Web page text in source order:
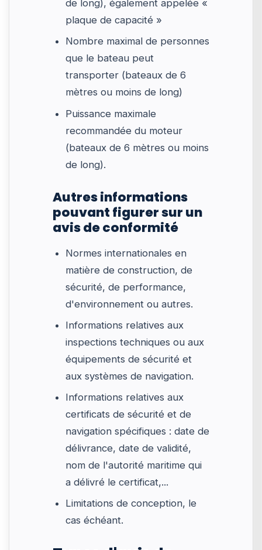
de long), également appelée «
plaque de capacité »
Nombre maximal de personnes
que le bateau peut
transporter (bateaux de 6
mètres ou moins de long)
Puissance maximale
recommandée du moteur
(bateaux de 6 mètres ou moins
de long).
Autres informations
pouvant figurer sur un
avis de conformité
Normes internationales en
matière de construction, de
sécurité, de performance,
d'environnement ou autres.
Informations relatives aux
inspections techniques ou aux
équipements de sécurité et
aux systèmes de navigation.
Informations relatives aux
certificats de sécurité et de
navigation spécifiques : date de
délivrance, date de validité,
nom de l'autorité maritime qui
a délivré le certificat,...
Limitations de conception, le
cas échéant.